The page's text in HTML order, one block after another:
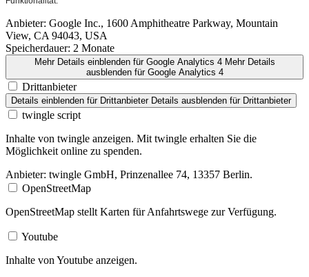
Anbieter: Google Inc., 1600 Amphitheatre Parkway, Mountain
View, CA 94043, USA
Speicherdauer: 2 Monate
Mehr Details einblendenfür Google Analytics 4 Mehr Details
ausblendenfür Google Analytics 4
Drittanbieter
Details einblenden für Drittanbieter Details ausblenden für Drittanbieter
twingle script
Inhalte von twingle anzeigen. Mit twingle erhalten Sie die
Möglichkeit online zu spenden.
Anbieter: twingle GmbH, Prinzenallee 74, 13357 Berlin.
OpenStreetMap
OpenStreetMap stellt Karten für Anfahrtswege zur Verfügung.
Youtube
Inhalte von Youtube anzeigen.